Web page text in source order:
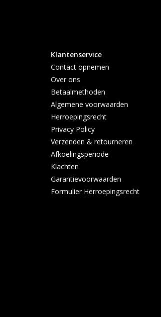
Klantenservice
Contact opnemen
Over ons
Betaalmethoden
Algemene voorwaarden
Herroepingsrecht
Privacy Policy
Verzenden & retourneren
Afkoelingsperiode
Klachten
Garantievoorwaarden
Formulier Herroepingsrecht